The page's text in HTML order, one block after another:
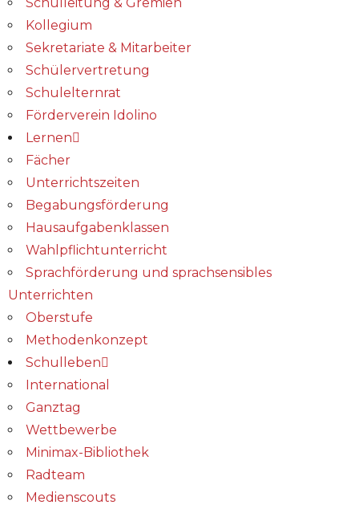
Kollegium
Sekretariate & Mitarbeiter
Schülervertretung
Schulelternrat
Förderverein Idolino
Lernen
Fächer
Unterrichtszeiten
Begabungs­förderung
Hausaufgabenklassen
Wahlpflichtunterricht
Sprachförderung und sprachsensibles
Unterrichten
Oberstufe
Methodenkonzept
Schulleben
International
Ganztag
Wettbewerbe
Minimax-Bibliothek​
Radteam
Medienscouts